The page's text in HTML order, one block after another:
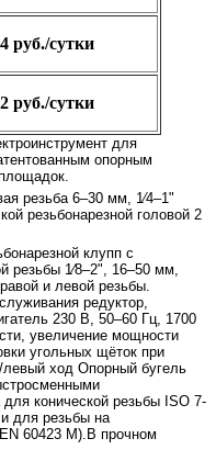
руб./сутки
руб./сутки
для
опорным
резьба 6–30 мм, 1⁄4–1"
резьбонарезной головой 2
клупп с
резьбы 1⁄8–2", 16–50 мм,
и левой резьбы.
редуктор,
230 В, 50–60 Гц, 1700
увеличение мощности
угольных щёток при
ход Опорный бугель
конической резьбы ISO 7­
для резьбы на
60423 М).В прочном